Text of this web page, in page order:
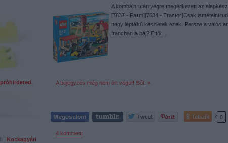
Kockagyári
A kombájn után végre megérkezett az
[7637 - Farm][7634 - Tractor]Csak ismételni
nagy léptékű készletek ezek. Persze a valós
francban a báj? Ettől…
A bejegyzés még nem ért véget! Sőt. »
Tetszik 0
4komment